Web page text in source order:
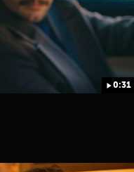
0:31